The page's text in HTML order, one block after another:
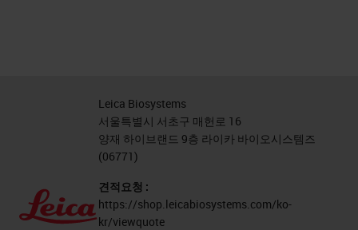
Leica Biosystems
서울특별시 서초구 매헌로 16
양재 하이브랜드 9층 라이카 바이오시스템즈
(06771)
견적요청 :
https://shop.leicabiosystems.com/ko-
kr/viewquote